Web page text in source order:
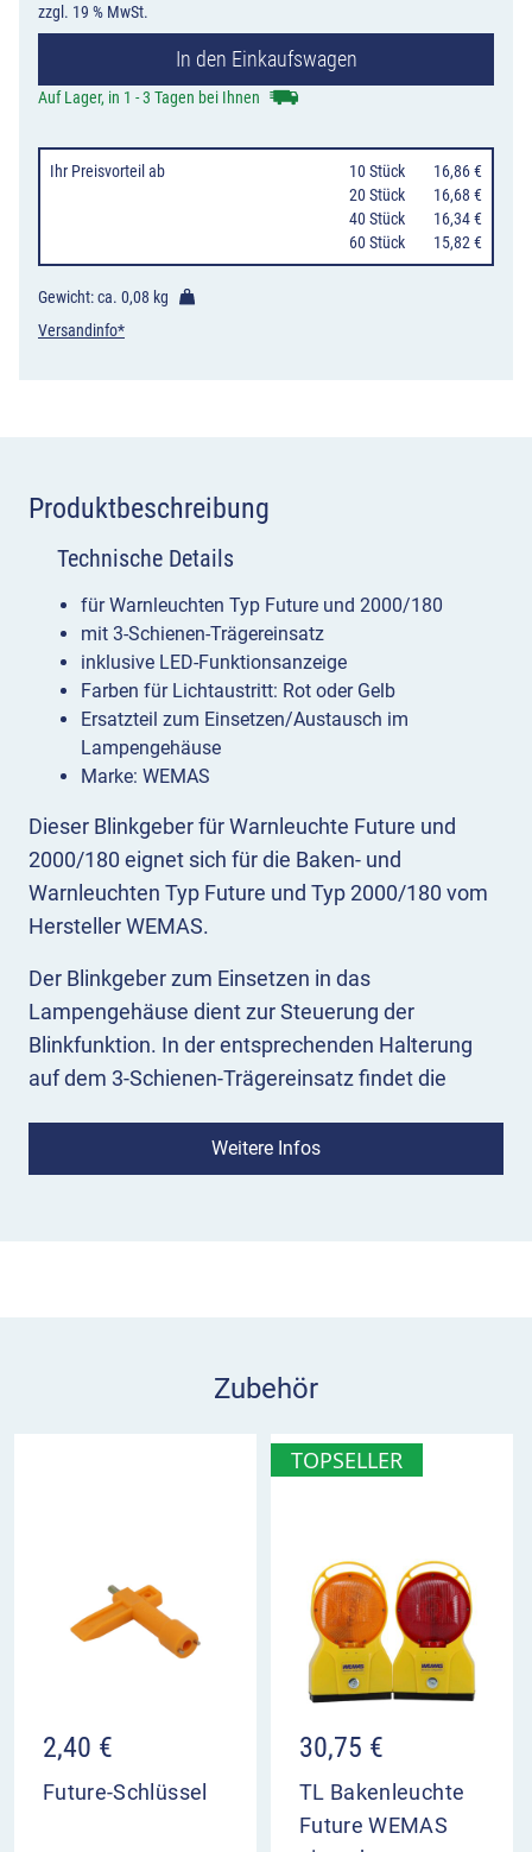
zzgl. 19 % MwSt.
Future
In den Einkaufswagen
Auf Lager, in 1 - 3 Tagen bei Ihnen
Ihr Preisvorteil ab 10 Stück
16,86 €
20 Stück
16,68 €
40 Stück
16,34 €
60 Stück
15,82 €
Gewicht: ca. 0,08 kg
Versandinfo*
Produktbeschreibung
Dieser Blinkgeber für Warnleuchte Future und
2000/180 eignet sich für die Baken- und
Warnleuchten Typ Future und Typ 2000/180 vom
Hersteller WEMAS.
Der Blinkgeber zum Einsetzen in das
Lampengehäuse dient zur Steuerung der
Blinkfunktion. In der entsprechenden Halterung
auf dem 3-Schienen-Trägereinsatz findet die
Kontakte für die Batterien sind ebenfalls integriert.
Weitere Infos
Technische Details
für Warnleuchten Typ Future und 2000/180
mit 3-Schienen-Trägereinsatz
inklusive LED-Funktionsanzeige
Farben für Lichtaustritt: Rot oder Gelb
Ersatzteil zum Einsetzen/Austausch im
Lampengehäuse
Marke: WEMAS
Zubehör
2,40 €
Future-Schlüssel
TOPSELLER
30,75 €
TL Bakenleuchte
Future WEMAS